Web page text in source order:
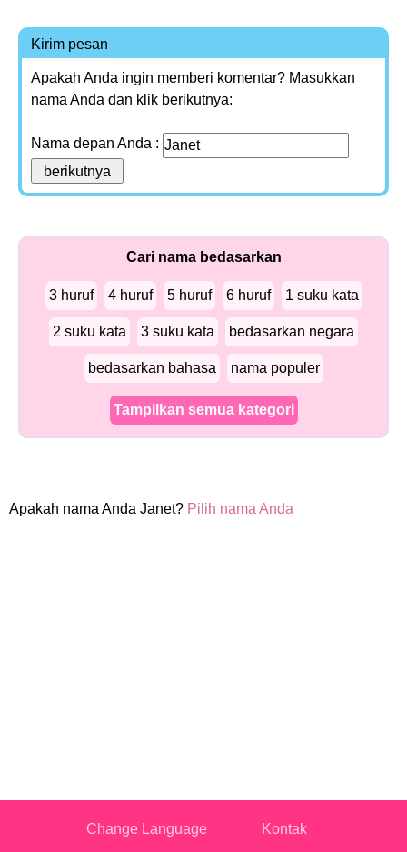
Kirim pesan
Apakah Anda ingin memberi komentar? Masukkan
nama Anda dan klik berikutnya:
Nama depan Anda :
Cari nama bedasarkan
3 huruf 4 huruf 5 huruf 6 huruf 1 suku kata
2 suku kata 3 suku kata bedasarkan negara
bedasarkan bahasa nama populer
Tampilkan semua kategori
Apakah nama Anda Janet? Pilih nama Anda
Change Language Kontak